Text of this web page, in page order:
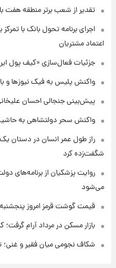
تقدیر از شعب برتر منطقه هفت
اجرای برنامه تحول بانک با تمرکز
اعتماد مشتریان
جزئیات فعال‌سازی «کیف پول
واکنش پلیس به فیک نیوزها و
پیش‌بینی جنجالی احسان
واکنش سحر دولتشاهی به
شگفت‌زده کرد
روایت پزشکیان از برنامه‌های
می‌شود
قیمت گوشت قرمز امروز پنجشنبه ۱۵ مرداد ۱۴۰۵ +جدول
بازار مسکن در مرداد آرام
شکاف نجومی میان فقیر و غنی؛